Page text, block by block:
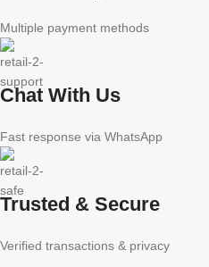
Multiple payment methods
Chat With Us
Fast response via WhatsApp
Trusted & Secure
Verified transactions & privacy